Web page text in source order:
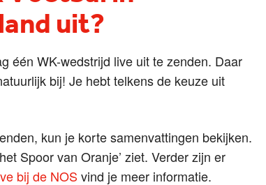
uit?
één WK-wedstrijd live uit te zenden. Daar
bij! Je hebt telkens de keuze uit
kun je korte samenvattingen bekijken.
Spoor van Oranje’ ziet. Verder zijn er
bij de NOS vind je meer informatie.